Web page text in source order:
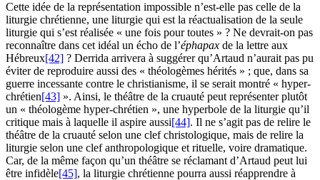
Cette idée de la représentation impossible n’est-elle pas celle de la
liturgie chrétienne, une liturgie qui est la réactualisation de la seule
liturgie qui s’est réalisée « une fois pour toutes » ? Ne devrait-on pas
reconnaître dans cet idéal un écho de l’éphapax de la lettre aux
Hébreux[42] ? Derrida arrivera à suggérer qu’Artaud n’aurait pas pu
éviter de reproduire aussi des « théologèmes hérités » ; que, dans sa
guerre incessante contre le christianisme, il se serait montré « hyper-
chrétien[43] ». Ainsi, le théâtre de la cruauté peut représenter plutôt
un « théologème hyper-chrétien », une hyperbole de la liturgie qu’il
critique mais à laquelle il aspire aussi[44]. Il ne s’agit pas de relire le
théâtre de la cruauté selon une clef christologique, mais de relire la
liturgie selon une clef anthropologique et rituelle, voire dramatique.
Car, de la même façon qu’un théâtre se réclamant d’Artaud peut lui
être infidèle[45], la liturgie chrétienne pourra aussi réapprendre à